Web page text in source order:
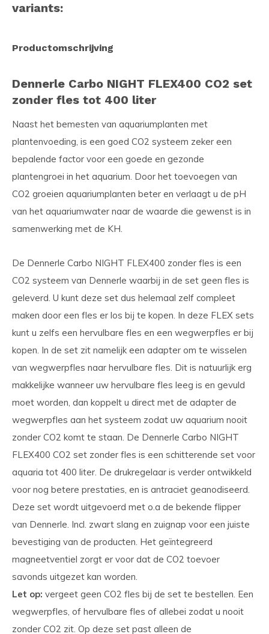
variants:
Productomschrijving
Dennerle Carbo NIGHT FLEX400 CO2 set
zonder fles tot 400 liter
Naast het bemesten van aquariumplanten met
plantenvoeding, is een goed CO2 systeem zeker een
bepalende factor voor een goede en gezonde
plantengroei in het aquarium. Door het toevoegen van
CO2 groeien aquariumplanten beter en verlaagt u de pH
van het aquariumwater naar de waarde die gewenst is in
samenwerking met de KH.
De Dennerle Carbo NIGHT FLEX400 zonder fles is een
CO2 systeem van Dennerle waarbij in de set geen fles is
geleverd. U kunt deze set dus helemaal zelf compleet
maken door een fles er los bij te kopen. In deze FLEX sets
kunt u zelfs een hervulbare fles en een wegwerpfles er bij
kopen. In de set zit namelijk een adapter om te wisselen
van wegwerpfles naar hervulbare fles. Dit is natuurlijk erg
makkelijke wanneer uw hervulbare fles leeg is en gevuld
moet worden, dan koppelt u direct met de adapter de
wegwerpfles aan het systeem zodat uw aquarium nooit
zonder CO2 komt te staan. De Dennerle Carbo NIGHT
FLEX400 CO2 set zonder fles is een schitterende set voor
aquaria tot 400 liter. De drukregelaar is verder ontwikkeld
voor nog betere prestaties, en is antraciet geanodiseerd.
Deze set wordt uitgevoerd met o.a de bekende flipper
van Dennerle. Incl. zwart slang en zuignap voor een juiste
bevestiging van de producten. Het geïntegreerd
magneetventiel zorgt er voor dat de CO2 toevoer
savonds uitgezet kan worden.
Let op: vergeet geen CO2 fles bij de set te bestellen. Een
wegwerpfles, of hervulbare fles of allebei zodat u nooit
zonder CO2 zit. Op deze set past alleen de